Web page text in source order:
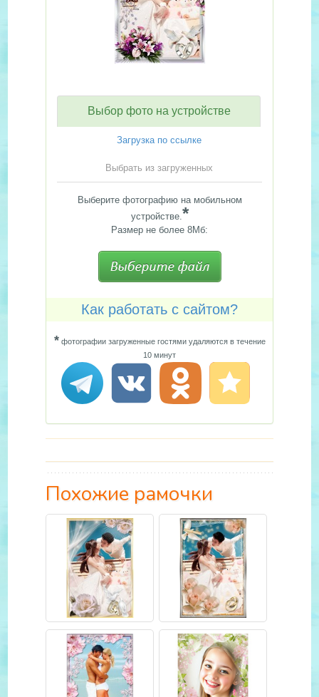
Выбор фото на устройстве
Загрузка по ссылке
Выбрать из загруженных
Выберите фотографию на мобильном
устройстве.*
Размер не более 8Мб:
Как работать с сайтом?
*фотографии загруженные гостями удаляются в течение
10 минут
Похожие рамочки